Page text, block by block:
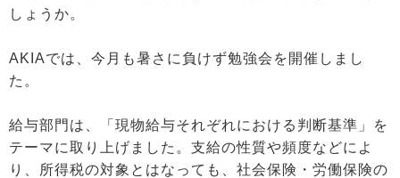
しょうか。
AKIAでは、今月も暑さに負けず勉強会を開催しまし
た。
給与部門は、「現物給与それぞれにおける判断基準」を
テーマに取り上げました。支給の性質や頻度などによ
り、所得税の対象とはなっても、社会保険・労働保険の